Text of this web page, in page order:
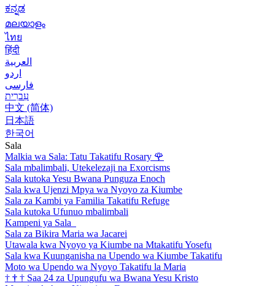
ಕನ್ನಡ
മലയാളം
ไทย
हिंदी
العربية
اردو
فارسی
עִברִית
中文 (简体)
日本語
한국어
Sala
Malkia wa Sala: Tatu Takatifu Rosary 🌹
Sala mbalimbali, Utekelezaji na Exorcisms
Sala kutoka Yesu Bwana Punguza Enoch
Sala kwa Ujenzi Mpya wa Nyoyo za Kiumbe
Sala za Kambi ya Familia Takatifu Refuge
Sala kutoka Ufunuo mbalimbali
Kampeni ya Sala
Sala za Bikira Maria wa Jacarei
Utawala kwa Nyoyo ya Kiumbe na Mtakatifu Yosefu
Sala kwa Kuunganisha na Upendo wa Kiumbe Takatifu
Moto wa Upendo wa Nyoyo Takatifu la Maria
† † † Saa 24 za Upungufu wa Bwana Yesu Kristo